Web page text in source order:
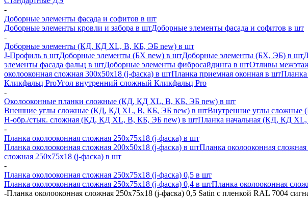
-
Доборные элементы фасада и софитов в шт
Доборные элементы кровли и забора в штДоборные элементы фасада и софитов в шт
-
Доборные элементы (КД, КД XL, В, КБ, ЭБ new) в шт
J-Профиль в штДоборные элементы (БХ new) в штДоборные элементы (БХ, ЭБ) в шт
элементы фасада фальц в штДоборные элементы фибросайдинга в штОтливы
околооконная сложная 300х50х18 (j-фаска) в штПланка приемная оконная в шт
Кликфальц ProУгол внутренний сложный Кликфальц Pro
-
Околооконные планки сложные (КД, КД XL, В, КБ, ЭБ new) в шт
Внешние углы сложные (КД, КД XL, В, КБ, ЭБ new) в штВнутренние углы
H-обр./стык. сложная (КД, КД XL, В, КБ, ЭБ new) в штПланка начальная (КД, КД
-
Планка околооконная сложная 250х75х18 (j-фаска) в шт
Планка околооконная сложная 200х50х18 (j-фаска) в штПланка околооконная
сложная 250х75х18 (j-фаска) в шт
-
Планка околооконная сложная 250х75х18 (j-фаска) 0,5 в шт
Планка околооконная сложная 250х75х18 (j-фаска) 0,4 в штПланка околооконная
-Планка околооконная сложная 250х75х18 (j-фаска) 0,5 Satin с пленкой RAL 7004